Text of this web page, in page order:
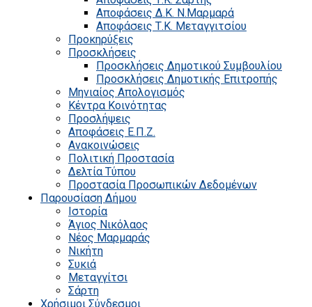
Αποφάσεις Δ.Κ. Ν.Μαρμαρά
Αποφάσεις Τ.Κ. Μεταγγιτσίου
Προκηρύξεις
Προσκλήσεις
Προσκλήσεις Δημοτικού Συμβουλίου
Προσκλήσεις Δημοτικής Επιτροπής
Μηνιαίος Απολογισμός
Κέντρα Κοινότητας
Προσλήψεις
Αποφάσεις Ε.Π.Ζ.
Ανακοινώσεις
Πολιτική Προστασία
Δελτία Τύπου
Προστασία Προσωπικών Δεδομένων
Παρουσίαση Δήμου
Ιστορία
Άγιος Νικόλαος
Νέος Μαρμαράς
Νικήτη
Συκιά
Μεταγγίτσι
Σάρτη
Χρήσιμοι Σύνδεσμοι